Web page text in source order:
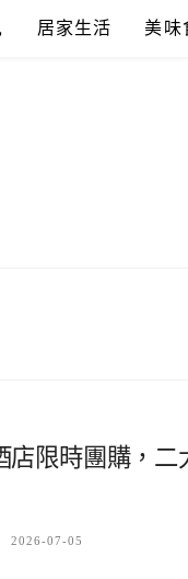
居家生活 美味
店限時團購，
2026-07-05